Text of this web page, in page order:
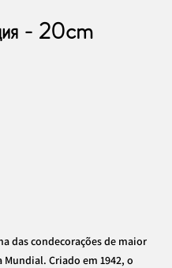
- 20cm
das condecorações de maior
Criado em 1942, o